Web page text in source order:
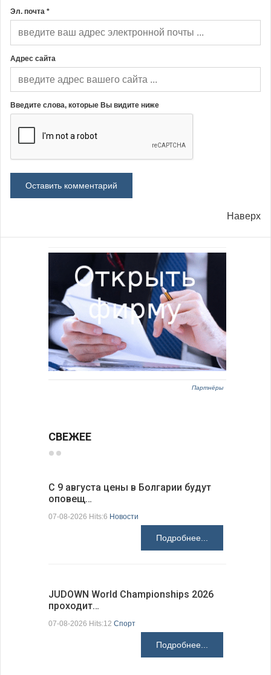
Эл. почта *
Адрес сайта
Введите слова, которые Вы видите ниже
Наверх
Партнёры
СВЕЖЕЕ
С 9 августа цены в Болгарии будут
оповещ…
07-08-2026 Hits:6 Новости
Подробнее...
JUDOWN World Championships 2026
проходит…
07-08-2026 Hits:12 Спорт
Подробнее...